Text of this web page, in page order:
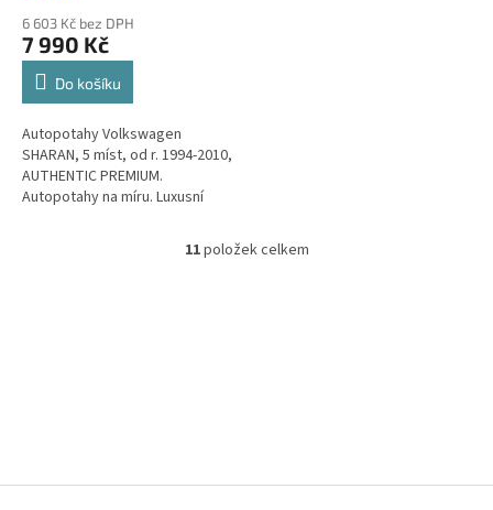
úklid Smart Microfiber
zdarma v hodnotě 329,-Kč
6 603 Kč bez DPH
7 990 Kč
Do košíku
Autopotahy Volkswagen
SHARAN, 5 míst, od r. 1994-2010,
AUTHENTIC PREMIUM.
Autopotahy na míru. Luxusní
ochrana čalounění. Profesionální
O
k
11položek celkem